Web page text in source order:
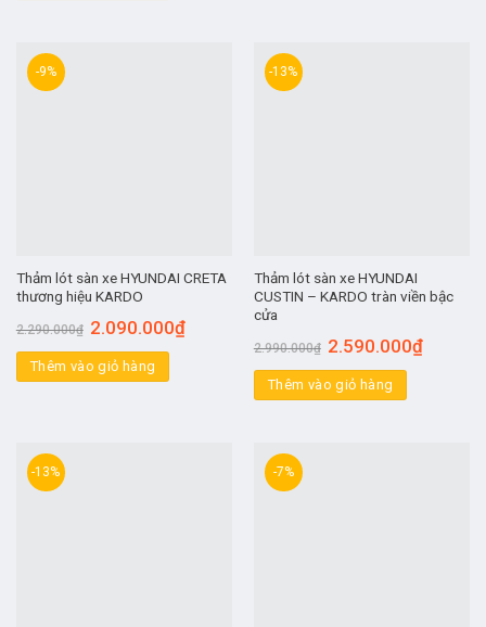
-9%
Thảm lót sàn xe HYUNDAI CRETA
thương hiệu KARDO
2.290.000₫ 2.090.000₫
Thêm vào giỏ hàng
-13%
Thảm lót sàn xe HYUNDAI
CUSTIN – KARDO tràn viền bậc
cửa
2.990.000₫ 2.590.000₫
Thêm vào giỏ hàng
-13% -7%